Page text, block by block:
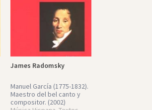
James Radomsky
Manuel García (1775-1832).
Maestro del bel canto y
compositor. (2002)